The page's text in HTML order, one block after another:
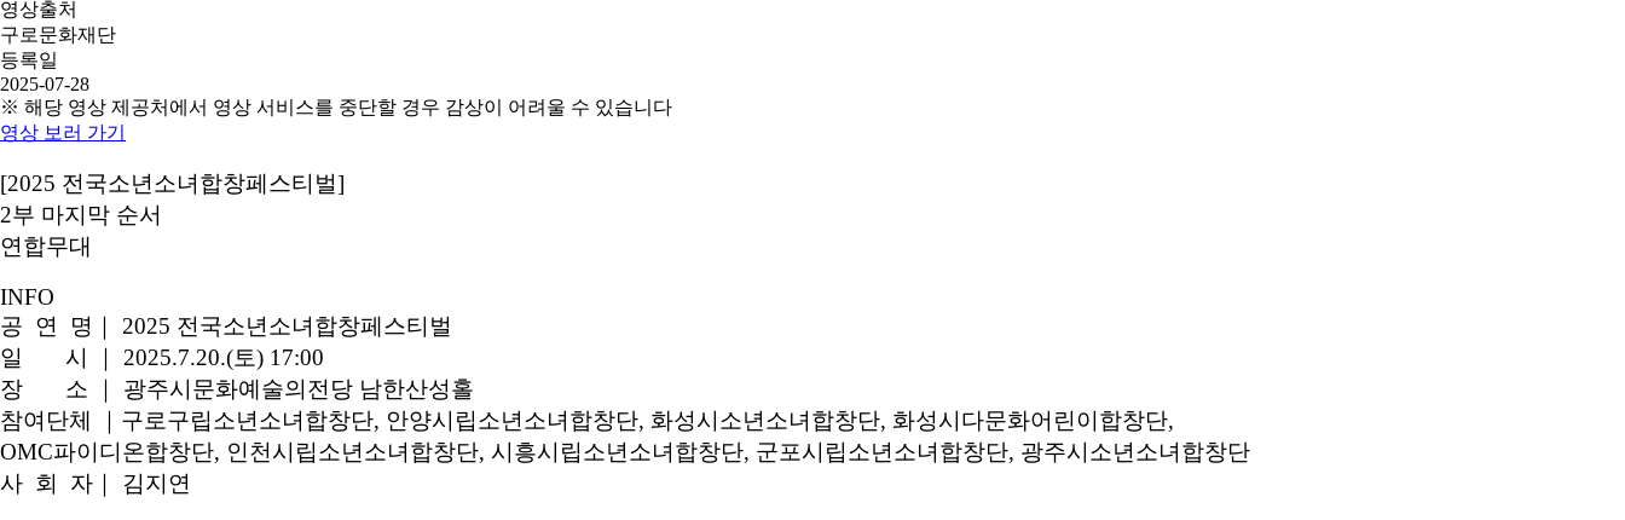
영상출처
구로문화재단
등록일
2025-07-28
※ 해당 영상 제공처에서 영상 서비스를 중단할 경우 감상이 어려울 수 있습니다
영상 보러 가기
[2025 전국소년소녀합창페스티벌]
2부 마지막 순서
연합무대
INFO
공 연 명｜ 2025 전국소년소녀합창페스티벌
일 시 ｜ 2025.7.20.(토) 17:00
장 소 ｜ 광주시문화예술의전당 남한산성홀
참여단체 ｜구로구립소년소녀합창단, 안양시립소년소녀합창단, 화성시소년소녀합창단, 화성시다문화어린이합창단,
OMC파이디온합창단, 인천시립소년소녀합창단, 시흥시립소년소녀합창단, 군포시립소년소녀합창단, 광주시소년소녀합창단
사 회 자｜ 김지연